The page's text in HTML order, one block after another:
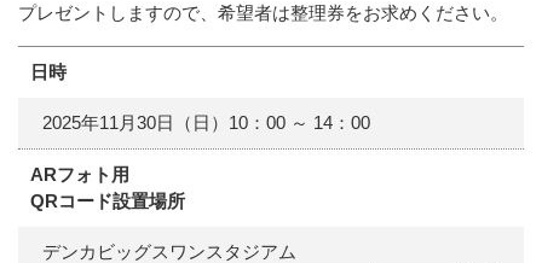
プレゼントしますので、希望者は整理券をお求めください。
日時
2025年11月30日（日）10：00 ～ 14：00
ARフォト用
QRコード設置場所
デンカビッグスワンスタジアム